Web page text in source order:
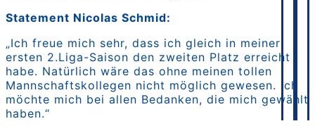
Statement Nicolas Schmid:
„Ich freue mich sehr, dass ich gleich in meiner
ersten 2.Liga-Saison den zweiten Platz erreicht
habe. Natürlich wäre das ohne meinen tollen
Mannschaftskollegen nicht möglich gewesen. Ich
möchte mich bei allen Bedanken, die mich gewählt
haben.“